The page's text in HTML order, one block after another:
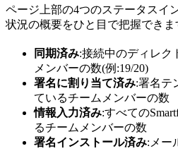
ページ上部の4つのステータスイ
状況の概要をひと目で把握できま
同期済み:接続中のディレク
メンバーの数(例:19/20)
署名に割り当て済み:署名テ
ているチームメンバーの数
情報入力済み:すべての
るチームメンバーの数
署名インストール済み:メー